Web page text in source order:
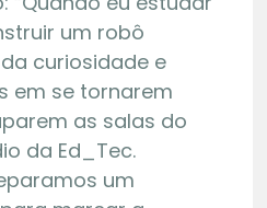
um robô
curiosidade e
em se tornarem
as salas do
da Ed_Tec.
um